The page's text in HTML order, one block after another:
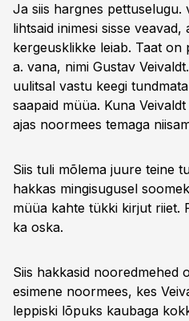
Ja siis hargnes pettuselugu.
lihtsaid inimesi sisse
kergeusklikke leiab. Taat
a. vana, nimi Gustav
uulitsal vastu keegi
saapaid müüa. Kuna
ajas noormees temaga
Siis tuli mõlema juure teine
hakkas mingisugusel
müüa kahte tükki kirjut riiet.
ka oska.
Siis hakkasid nooredmehed
esimene noormees, kes
leppiski lõpuks kaubaga